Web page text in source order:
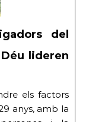
del
lideren
els factors
anys, amb la